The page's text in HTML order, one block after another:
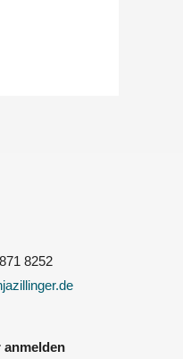
8252
anmelden